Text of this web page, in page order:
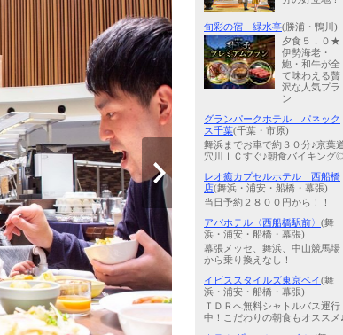
旬彩の宿 緑水亭(勝浦・鴨川)
夕食５．０★
伊勢海老・
鮑・和牛が全
て味わえる贅
沢な人気プラ
ン
グランパークホテル パネック
ス千葉(千葉・市原)
舞浜までお車で約３０分♪京葉
穴川ＩＣすぐ♪朝食バイキング
レオ癒カプセルホテル 西船橋
店(舞浜・浦安・船橋・幕張)
当日予約２８００円から！！
アパホテル〈西船橋駅前〉 (舞
浜・浦安・船橋・幕張)
幕張メッセ、舞浜、中山競馬場
から乗り換えなし！
イビススタイルズ東京ベイ(舞
浜・浦安・船橋・幕張)
ＴＤＲへ無料シャトルバス運行
中！こだわりの朝食もオススメ